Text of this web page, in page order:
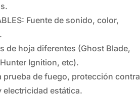
Fuente de sonido, color,
de hoja diferentes (Ghost Blade,
Ignition, etc).
prueba de fuego, protección contra
estática.